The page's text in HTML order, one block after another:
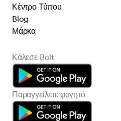
Κέντρο Τύπου
Blog
Μάρκα
Κάλεσε Bolt
Παραγγείλετε φαγητό